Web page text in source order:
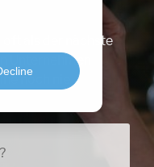
oft als der nächste
noch nie